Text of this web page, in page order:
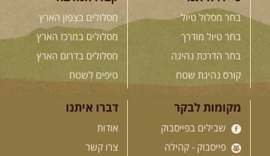
23-29.09.2026 - סוכות – טיול
פתוח
בין רכס הקווקז הנמוך לגבוה, בין נהרות
שוצפים למעברי הרים ...[המשך]
בחר מסלול טיול
בחר טיול מודרך
בחר הדרכת נהיגה
קורס נהיגת שטח
מסלולים בצפון הארץ
מסלולים במרכז הארץ
מסלולים בדרום הארץ
טיפים לשטח
מקומות לבקר
שבילים בפייסבוק
פייסבוק - קהילה
דברו איתנו
אודות
צרו קשר